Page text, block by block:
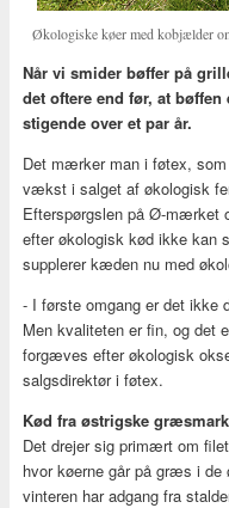
Økologiske køer med kobjælder
Når vi smider bøffer på
det oftere end før, at
stigende over et par år.
Det mærker man i føtex,
vækst i salget af økologisk
Efterspørgslen på Ø-mærket
efter økologisk kød ikke kan
supplerer kæden nu med
- I første omgang er det
Men kvaliteten er fin, og det
forgæves efter økologisk
salgsdirektør i føtex.
Kød fra østrigske
Det drejer sig primært om
hvor køerne går på græs i de
vinteren har adgang fra